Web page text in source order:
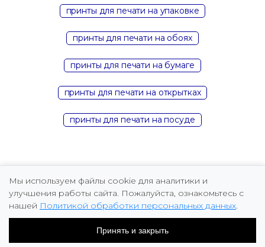
принты для печати на упаковке
принты для печати на обоях
принты для печати на бумаге
принты для печати на открытках
принты для печати на посуде
Copyright © 2026 Marina Fomicheva
Мы используем файлы cookie для аналитики и
улучшения работы сайта. Пожалуйста, ознакомьтесь с
нашей Политикой обработки персональных данных.
Принять и закрыть